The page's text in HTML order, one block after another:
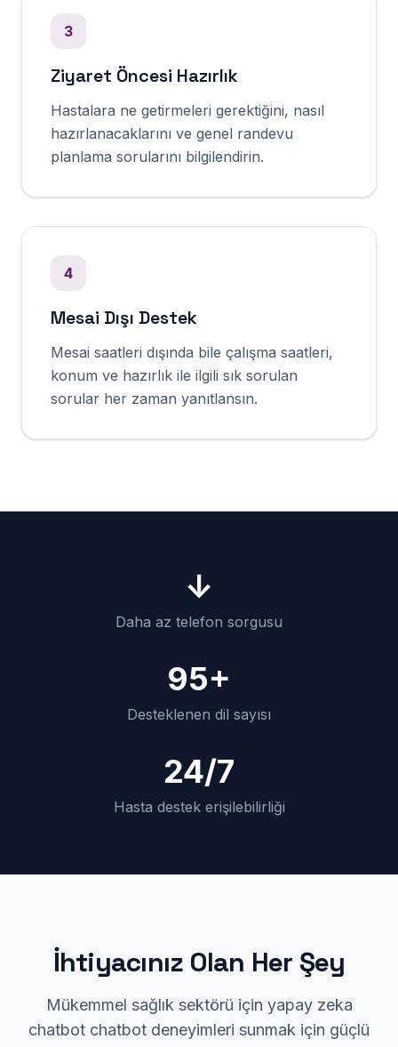
3
Ziyaret Öncesi Hazırlık
Hastalara ne getirmeleri gerektiğini, nasıl
hazırlanacaklarını ve genel randevu
planlama sorularını bilgilendirin.
4
Mesai Dışı Destek
Mesai saatleri dışında bile çalışma saatleri,
konum ve hazırlık ile ilgili sık sorulan
sorular her zaman yanıtlansın.
↓
Daha az telefon sorgusu
95+
Desteklenen dil sayısı
24/7
Hasta destek erişilebilirliği
İhtiyacınız Olan Her Şey
Mükemmel sağlık sektörü için yapay zeka
chatbot chatbot deneyimleri sunmak için güçlü